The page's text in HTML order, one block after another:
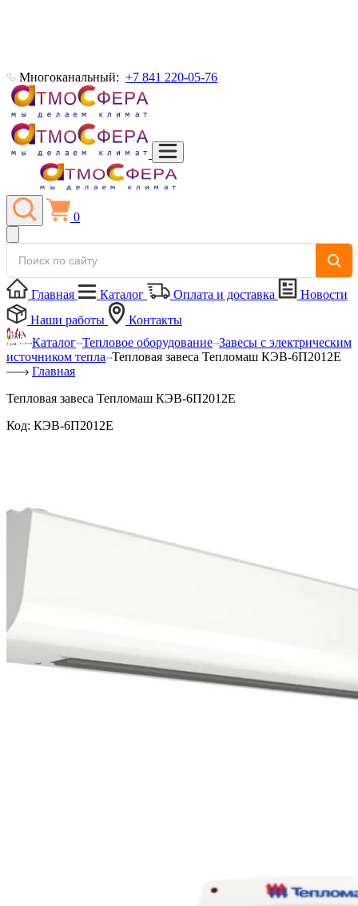
Многоканальный: +7 841 220-05-76
0
Главная Каталог Оплата и доставка
Новости
Наши работы
Контакты
Каталог Тепловое оборудование Завесы с электрическим
источником тепла Тепловая завеса Тепломаш КЭВ-6П2012Е
Главная
Тепловая завеса Тепломаш КЭВ-6П2012Е
Код: КЭВ-6П2012Е